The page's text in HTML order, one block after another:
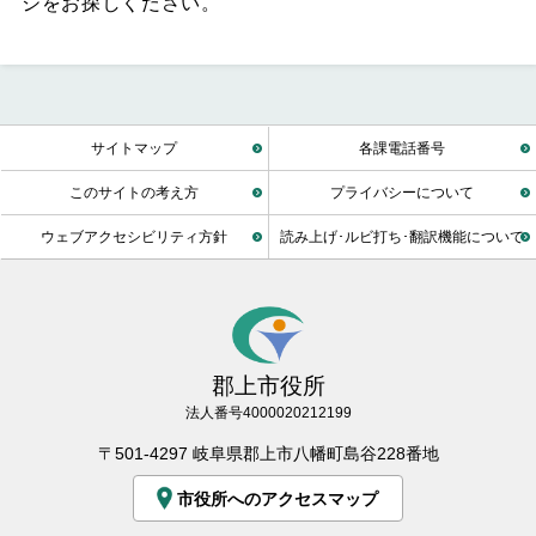
サイトマップ 各課電話番号
このサイトの考え方 プライバシーについて
ウェブアクセシビリティ方針 読み上げ･ルビ打ち･翻訳機能について
郡上市役所
法人番号4000020212199
〒501-4297 岐阜県郡上市八幡町島谷228番地
市役所へのアクセスマップ